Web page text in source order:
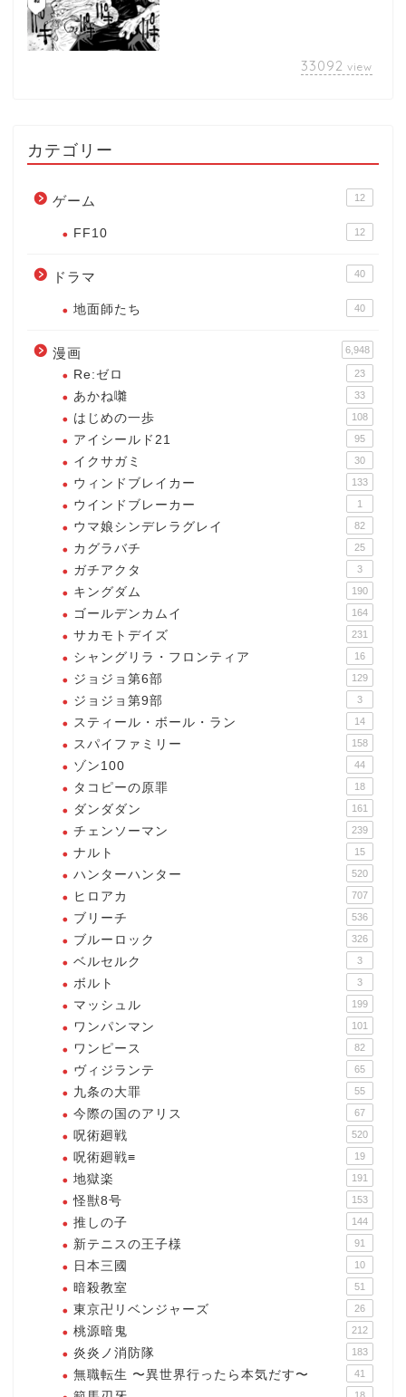
33092 view
カテゴリー
ゲーム 12
FF10 12
ドラマ 40
地面師たち 40
漫画 6,948
Re:ゼロ 23
あかね囃 33
はじめの一歩 108
アイシールド21 95
イクサガミ 30
ウィンドブレイカー 133
ウインドブレーカー 1
ウマ娘シンデレラグレイ 82
カグラバチ 25
ガチアクタ 3
キングダム 190
ゴールデンカムイ 164
サカモトデイズ 231
シャングリラ・フロンティア 16
ジョジョ第6部 129
ジョジョ第9部 3
スティール・ボール・ラン 14
スパイファミリー 158
ゾン100 44
タコピーの原罪 18
ダンダダン 161
チェンソーマン 239
ナルト 15
ハンターハンター 520
ヒロアカ 707
ブリーチ 536
ブルーロック 326
ベルセルク 3
ボルト 3
マッシュル 199
ワンパンマン 101
ワンピース 82
ヴィジランテ 65
九条の大罪 55
今際の国のアリス 67
呪術廻戦 520
呪術廻戦≡ 19
地獄楽 191
怪獣8号 153
推しの子 144
新テニスの王子様 91
日本三國 10
暗殺教室 51
東京卍リベンジャーズ 26
桃源暗鬼 212
炎炎ノ消防隊 183
無職転生 〜異世界行ったら本気だす〜 41